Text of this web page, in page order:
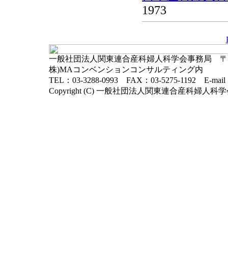
1973
一般社団法人関東連合産科婦人科学会事務局 〒
株)MAコンベンションコンサルティング内
TEL：03-3288-0993 FAX：03-5275-1192 E-mail
Copyright (C) 一般社団法人関東連合産科婦人科